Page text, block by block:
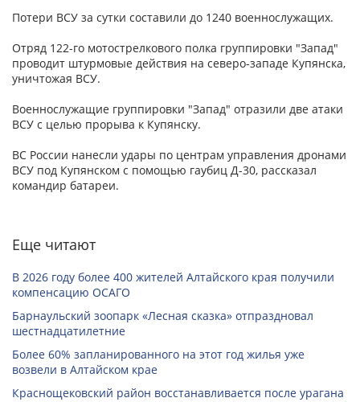
Потери ВСУ за сутки составили до 1240 военнослужащих.
Отряд 122-го мотострелкового полка группировки "Запад"
проводит штурмовые действия на северо-западе Купянска,
уничтожая ВСУ.
Военнослужащие группировки "Запад" отразили две атаки
ВСУ с целью прорыва к Купянску.
ВС России нанесли удары по центрам управления дронами
ВСУ под Купянском с помощью гаубиц Д-30, рассказал
командир батареи.
Еще читают
В 2026 году более 400 жителей Алтайского края получили
компенсацию ОСАГО
Барнаульский зоопарк «Лесная сказка» отпраздновал
шестнадцатилетние
Более 60% запланированного на этот год жилья уже
возвели в Алтайском крае
Краснощековский район восстанавливается после урагана